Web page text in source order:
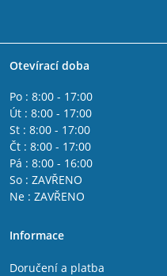
Otevírací doba
Po : 8:00 - 17:00
Út : 8:00 - 17:00
St : 8:00 - 17:00
Čt : 8:00 - 17:00
Pá : 8:00 - 16:00
So : ZAVŘENO
Ne : ZAVŘENO
Informace
Doručení a platba